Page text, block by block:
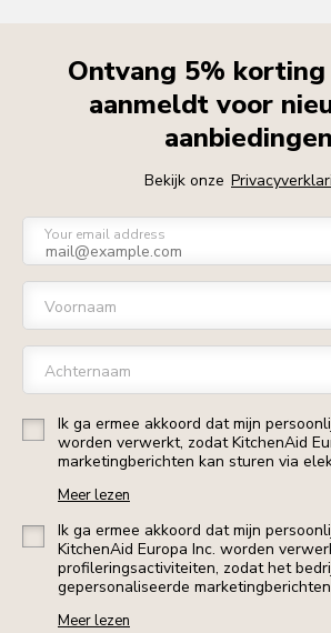
Ontvang 5%
aanmeldt voor
aanbiedingen
Bekijk onze
Your email address
Voornaam
Achternaam
Ik ga ermee akkoord dat mijn
worden verwerkt, zodat KitchenAid
marketingberichten kan sturen via
Meer lezen
Ik ga ermee akkoord dat mijn
KitchenAid Europa Inc. worden
profileringsactiviteiten, zodat het
gepersonaliseerde
Meer lezen